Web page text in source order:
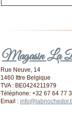
Magasin La
Rue Neuve, 14
1460 Ittre Belgique
TVA : BE0424211979
Téléphone: +32 67 64 77
Email :